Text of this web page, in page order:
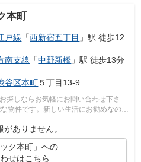
本町
戸線 「西新宿五丁目 」駅 徒歩12
南支線 「中野新橋 」駅 徒歩13分
谷区本町５丁目13-9
探しならお気軽にお問い合わせ下さ
物件です。新しい生活にお勧めなの
新...
ありません。
ック本町」への
せはこちら